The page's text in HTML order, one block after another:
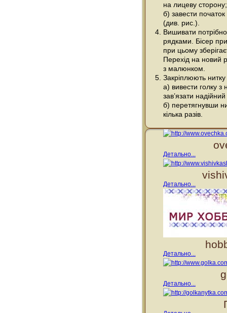
на лицеву сторону;
б) завести початок
(див. рис.).
Вишивати
рядками. Бісер
при цьому
Перехід на новий
з малюнком.
Закріплюють
а) вивести голку з
зав’язати
б) перетягнувши
кілька разів.
Детально...
Детально...
Детально...
Детально...